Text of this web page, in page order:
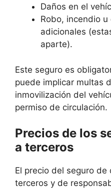
Daños en el
Robo, incendio
adicionales
aparte).
Este seguro es
puede implicar multas
inmovilización del
permiso de circulación.
Precios de los
a terceros
El precio del seguro de
terceros y de